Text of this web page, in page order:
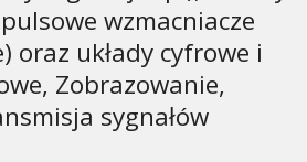
wzmacniacze
oraz układy cyfrowe i
Zobrazowanie,
sygnałów